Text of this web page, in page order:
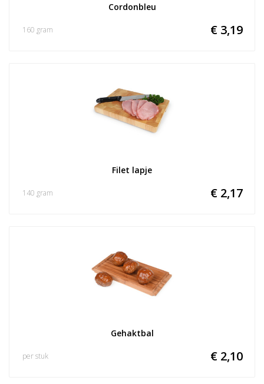
Cordonbleu
€ 3,19
160 gram
Filet lapje
€ 2,17
140 gram
Gehaktbal
€ 2,10
per stuk